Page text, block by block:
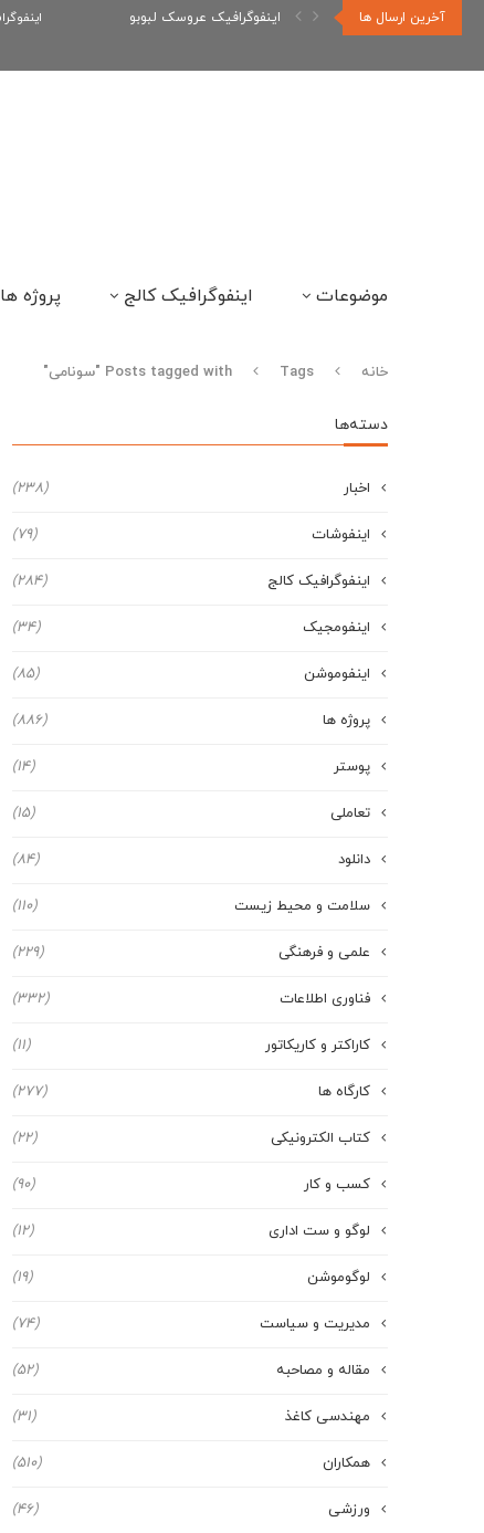
آخرین ارسال ها اینفوگرافیک عروسک لبوبو
موضوعات اینفوگرافیک کالج پروژه ها
خانه Tags Posts tagged with "سونامی"
دسته‌ها
اخبار (238)
اینفوشات (79)
اینفوگرافیک کالج (284)
اینفومجیک (34)
اینفوموشن (85)
پروژه ها (886)
پوستر (14)
تعاملی (15)
دانلود (84)
سلامت و محیط زیست (110)
علمی و فرهنگی (229)
فناوری اطلاعات (332)
کاراکتر و کاریکاتور (11)
کارگاه ها (277)
کتاب الکترونیکی (22)
کسب و کار (90)
لوگو و ست اداری (12)
لوگوموشن (19)
مدیریت و سیاست (74)
مقاله و مصاحبه (52)
مهندسی کاغذ (31)
همکاران (510)
ورزشی (46)